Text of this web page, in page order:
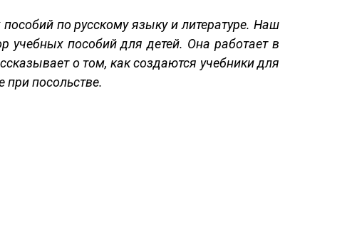
Международный форум TERRA RUSISTICA в Тунисе
«Вопросы русского языка в юридических делах и
по русскому языку и литературе. Наш
учебных пособий для детей. Она работает в
о том, как создаются учебники для
при посольстве.